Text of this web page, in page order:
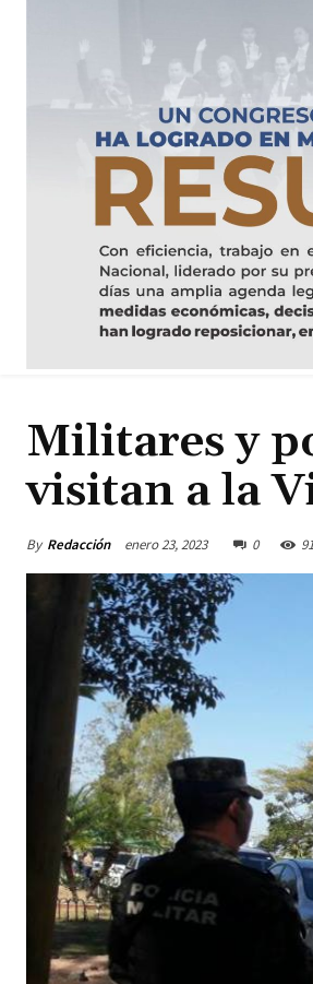
Militares y
visitan a la
By Redacción enero 23, 2023 0